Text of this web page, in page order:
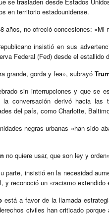
en territorio estadounidense.
años, no ofreció concesiones: «Mi
insistió en sus
Federal (Fed) desde el
grande, gorda y fea», subrayó
sin interrupciones y que se
la conversación derivó hacia
del país, como Charlotte,
negras urbanas «han sido
no quiere usar, que son ley y
parte, insistió en la necesidad
y reconoció un «racismo
está a favor de la llamada
civiles han criticado